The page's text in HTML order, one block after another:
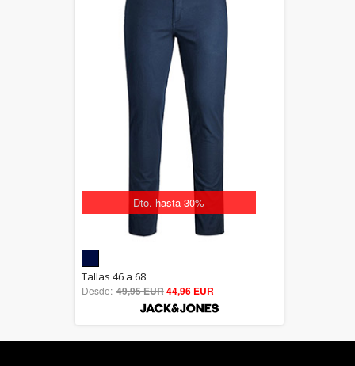
Dto. hasta 30%
out of 5
Tallas 46 a 68
Desde: 49,95 EUR44,96 EUR